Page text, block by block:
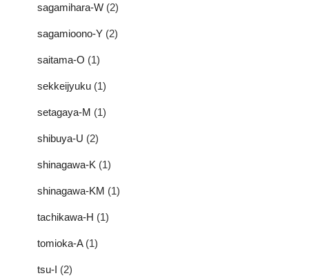
sagamihara-W (2)
sagamioono-Y (2)
saitama-O (1)
sekkeijyuku (1)
setagaya-M (1)
shibuya-U (2)
shinagawa-K (1)
shinagawa-KM (1)
tachikawa-H (1)
tomioka-A(1)
tsu-I (2)